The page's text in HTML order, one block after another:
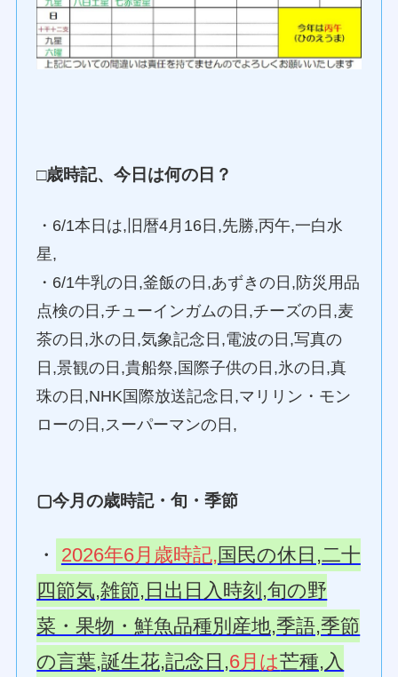
□歳時記、今日は何の日？
・6/1本日は,旧暦4月16日,先勝,丙午,一白水
星,
・6/1牛乳の日,釜飯の日,あずきの日,防災用品
点検の日,チューインガムの日,チーズの日,麦
茶の日,氷の日,気象記念日,電波の日,写真の
日,景観の日,貴船祭,国際子供の日,氷の日,真
珠の日,NHK国際放送記念日,マリリン・モン
ローの日,スーパーマンの日,
▢今月の歳時記・旬・季節
・ 2026年6月歳時記,国民の休日,二十
四節気,雑節,日出日入時刻,旬の野
菜・果物・鮮魚品種別産地,季語,季節
の言葉,誕生花,記念日,6月は芒種,入